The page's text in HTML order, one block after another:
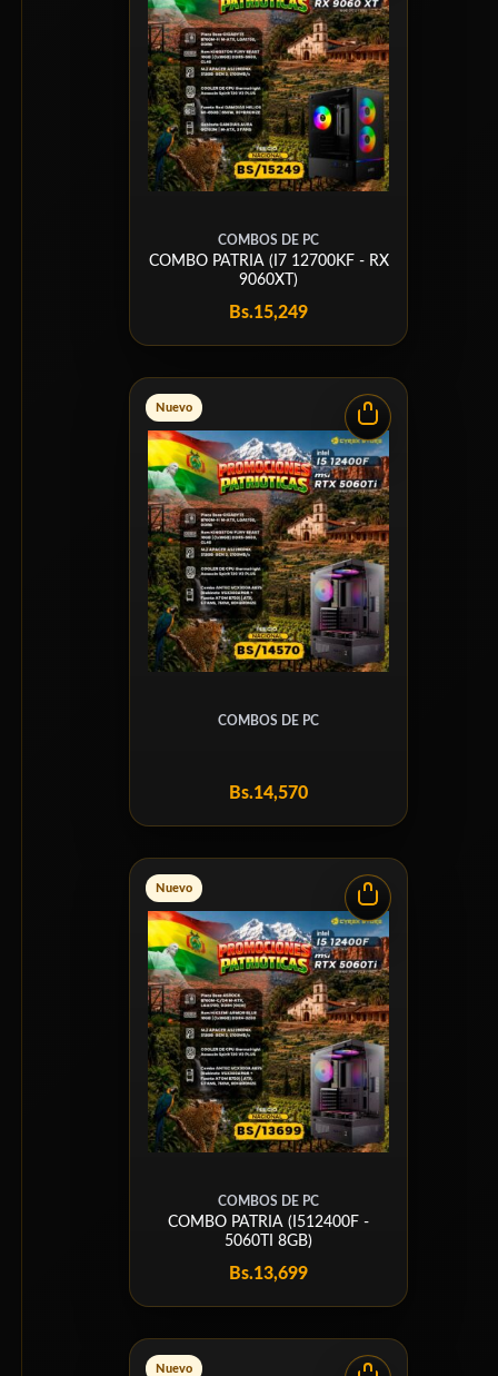
COMBOS DE PC
COMBO PATRIA (I7 12700KF - RX
9060XT)
Bs.15,249
Nuevo
COMBOS DE PC
Bs.14,570
Nuevo
COMBOS DE PC
COMBO PATRIA (I512400F -
5060TI 8GB)
Bs.13,699
Nuevo